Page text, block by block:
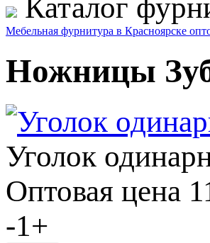
Каталог
Мебельная фурнитура в Красноярске
Ножницы
Уголок
Оптовая цена
-1+